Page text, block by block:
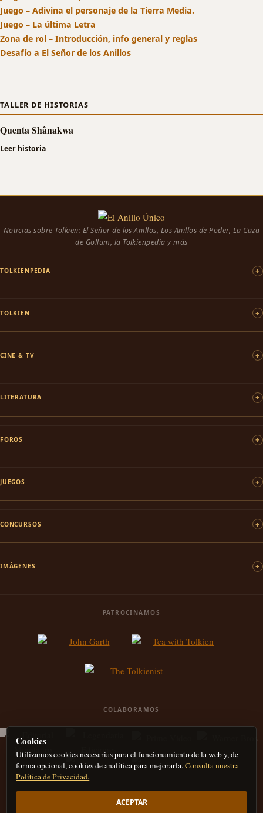
Juego – Adivina el personaje de la Tierra Media.
Juego – La última Letra
Zona de rol – Introducción, info general y reglas
Desafío a El Señor de los Anillos
TALLER DE HISTORIAS
Quenta Shânakwa
Leer historia
Noticias sobre Tolkien: El Señor de los Anillos, Los Anillos de Poder, La Caza
de Gollum, la Tolkienpedia y más
TOLKIENPEDIA
TOLKIEN
CINE & TV
LITERATURA
FOROS
JUEGOS
CONCURSOS
IMÁGENES
PATROCINAMOS
COLABORAMOS
Cookies
Utilizamos cookies necesarias para el funcionamiento de la web y, de
forma opcional, cookies de analítica para mejorarla.Consulta nuestra
Política de Privacidad.
ACEPTAR